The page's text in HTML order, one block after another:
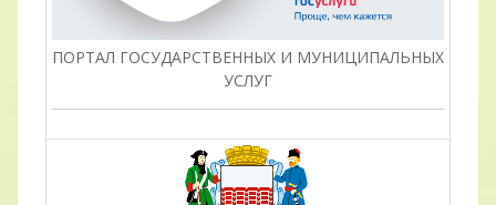
ПОРТАЛ ГОСУДАРСТВЕННЫХ И МУНИЦИПАЛЬНЫХ
УСЛУГ